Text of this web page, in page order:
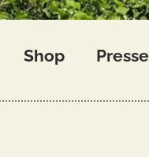
Shop Presse